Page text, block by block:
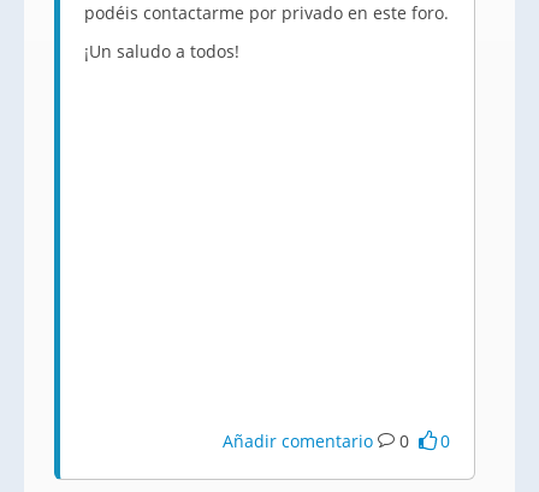
podéis contactarme por privado en este foro.
¡Un saludo a todos!
Añadir comentario 0 0